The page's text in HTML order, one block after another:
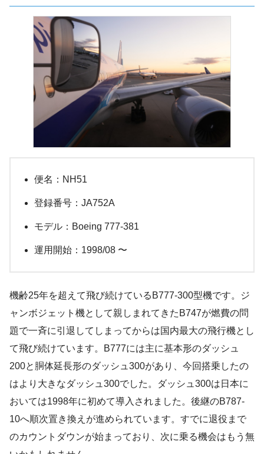
便名：NH51
登録番号：JA752A
モデル：Boeing 777-381
運用開始：1998/08 〜
機齢25年を超えて飛び続けているB777-300型機です。ジ
ャンボジェット機として親しまれてきたB747が燃費の問
題で一斉に引退してしまってからは国内最大の飛行機とし
て飛び続けています。B777には主に基本形のダッシュ
200と胴体延長形のダッシュ300があり、今回搭乗したの
はより大きなダッシュ300でした。ダッシュ300は日本に
おいては1998年に初めて導入されました。後継のB787-
10へ順次置き換えが進められています。すでに退役まで
のカウントダウンが始まっており、次に乗る機会はもう無